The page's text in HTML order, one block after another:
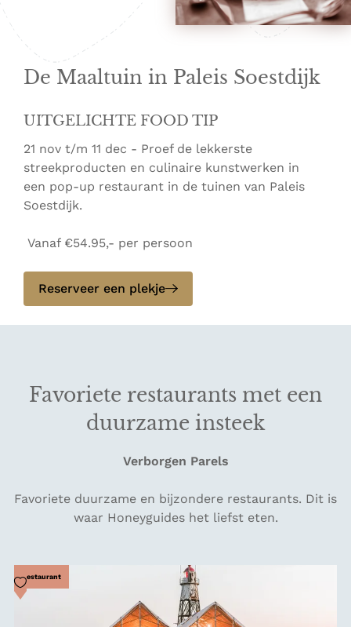
De Maaltuin in Paleis Soestdijk
UITGELICHTE FOOD TIP
21 nov t/m 11 dec - Proef de lekkerste
streekproducten en culinaire kunstwerken in
een pop-up restaurant in de tuinen van Paleis
Soestdijk.
Vanaf €54.95,- per persoon
Reserveer een plekje
Favoriete restaurants met een
duurzame insteek
Verborgen Parels
Favoriete duurzame en bijzondere restaurants. Dit is
waar Honeyguides het liefst eten.
Restaurant
Voeg toe als favoriet